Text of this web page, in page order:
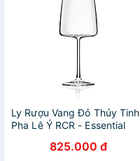
Ly Rượu Vang Đỏ Thủy Tinh
Pha Lê Ý RCR - Essential
825.000 đ